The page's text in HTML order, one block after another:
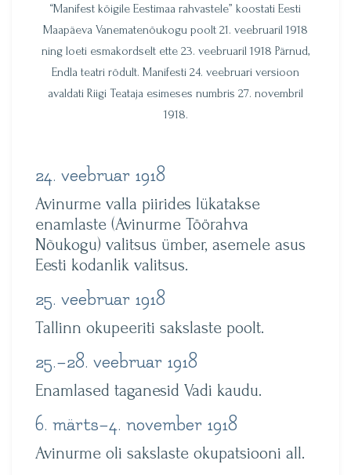
“Manifest kõigile Eestimaa rahvastele” koostati Eesti
Maapäeva Vanematenõukogu poolt 21. veebruaril 1918
ning loeti esmakordselt ette 23. veebruaril 1918 Pärnud,
Endla teatri rõdult. Manifesti 24. veebruari versioon
avaldati Riigi Teataja esimeses numbris 27. novembril
1918.
24. veebruar 1918
Avinurme valla piirides lükatakse
enamlaste (Avinurme Töörahva
Nõukogu) valitsus ümber, asemele asus
Eesti kodanlik valitsus.
25. veebruar 1918
Tallinn okupeeriti sakslaste poolt.
25.–28. veebruar 1918
Enamlased taganesid Vadi kaudu.
6. märts–4. november 1918
Avinurme oli sakslaste okupatsiooni all.